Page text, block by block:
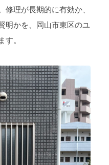
理が長期的に有効か、
明かを、岡山市東区のユ
。